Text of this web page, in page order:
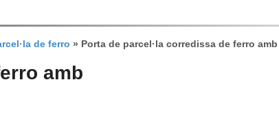
de ferro » Porta de parcel·la corredissa de ferro
amb